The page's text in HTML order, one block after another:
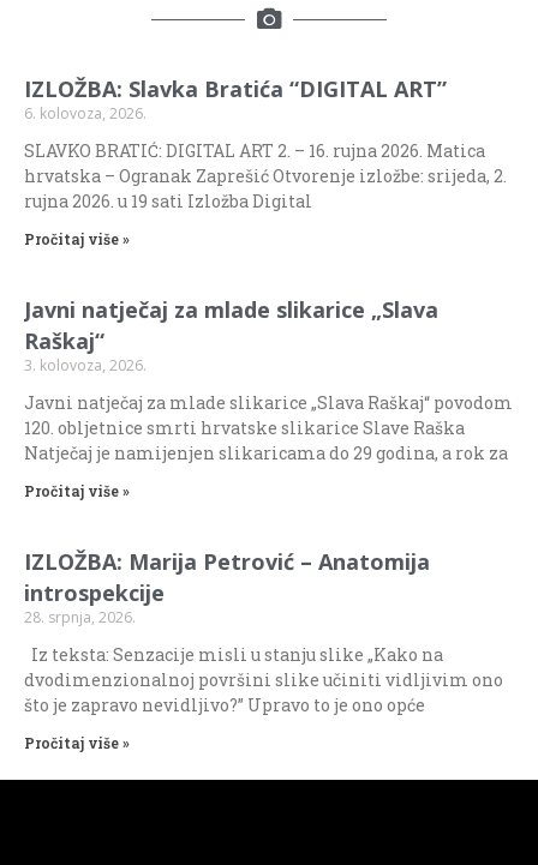
IZLOŽBA: Slavka Bratića “DIGITAL ART”
6. kolovoza, 2026.
SLAVKO BRATIĆ: DIGITAL ART 2. – 16. rujna 2026. Matica
hrvatska – Ogranak Zaprešić Otvorenje izložbe: srijeda, 2.
rujna 2026. u 19 sati Izložba Digital
Pročitaj više »
Javni natječaj za mlade slikarice „Slava
Raškaj“
3. kolovoza, 2026.
Javni natječaj za mlade slikarice „Slava Raškaj“ povodom
120. obljetnice smrti hrvatske slikarice Slave Raška
Natječaj je namijenjen slikaricama do 29 godina, a rok za
Pročitaj više »
IZLOŽBA: Marija Petrović – Anatomija
introspekcije
28. srpnja, 2026.
Iz teksta: Senzacije misli u stanju slike „Kako na
dvodimenzionalnoj površini slike učiniti vidljivim ono
što je zapravo nevidljivo?” Upravo to je ono opće
Pročitaj više »